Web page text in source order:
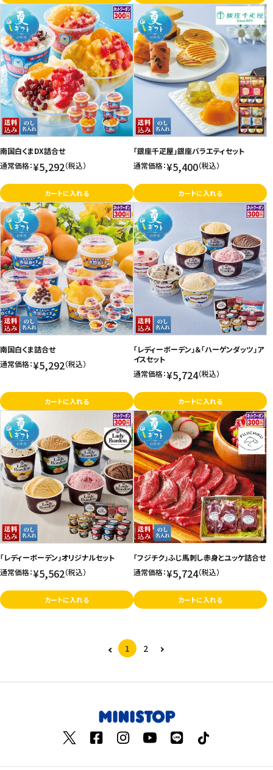
南国白くまDX詰合せ
通常価格：¥5,292（税込）
カートに入れる
「銀座千疋屋」銀座バラエティセット
通常価格：¥5,400（税込）
カートに入れる
南国白くま詰合せ
通常価格：¥5,292（税込）
カートに入れる
「レディーボーデン」＆「ハーゲンダッツ」ア
イスセット
通常価格：¥5,724（税込）
カートに入れる
「レディーボーデン」オリジナルセット
通常価格：¥5,562（税込）
カートに入れる
「フジチク」ふじ馬刺し赤身とユッケ詰合せ
通常価格：¥5,724（税込）
カートに入れる
1 2